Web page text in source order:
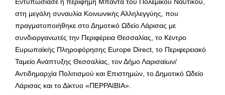
Εντυπωσίασε η περίφημη Μπάντα του Πολεμικού Ναυτικού,
στη μεγάλη συναυλία Κοινωνικής Αλληλεγγύης, που
πραγματοποιήθηκε στο Δημοτικό Ωδείο Λάρισας με
συνδιοργανωτές την Περιφέρεια Θεσσαλίας, το Κέντρο
Ευρωπαϊκής Πληροφόρησης Europe Direct, το Περιφερειακό
Ταμείο Ανάπτυξης Θεσσαλίας, τον Δήμο Λαρισαίων/
Αντιδημαρχία Πολιτισμού και Επιστημών, το Δημοτικό Ωδείο
Λάρισας και το Δίκτυο «ΠΕΡΡΑΙΒΙΑ».